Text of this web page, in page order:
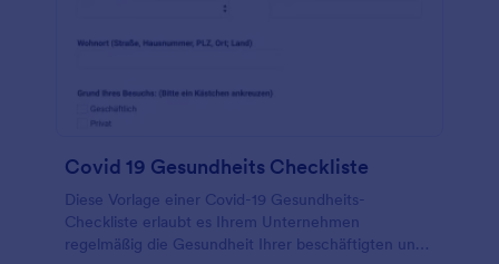
Covid 19 Gesundheits Checkliste
Diese Vorlage einer Covid-19 Gesundheits-
Checkliste erlaubt es Ihrem Unternehmen
regelmäßig die Gesundheit Ihrer beschäftigten und